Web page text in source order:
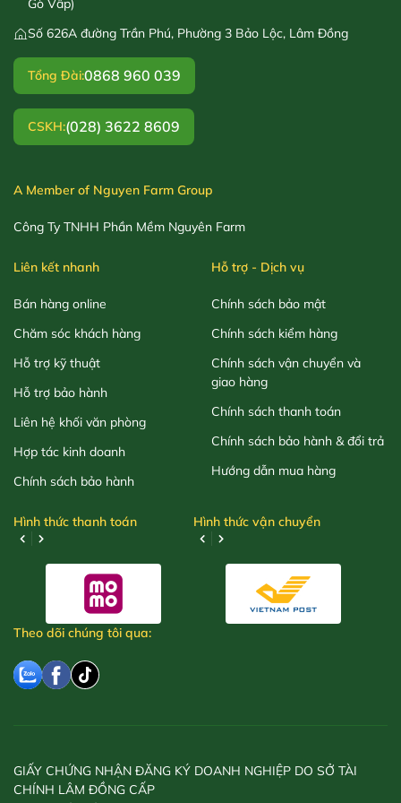
Gò Vấp)
Số 626A đường Trần Phú, Phường 3 Bảo Lộc, Lâm Đồng
Tổng Đài:0868 960 039
CSKH:(028) 3622 8609
A Member of Nguyen Farm Group
Công Ty TNHH Phần Mềm Nguyên Farm
Liên kết nhanh
Bán hàng online
Chăm sóc khách hàng
Hỗ trợ kỹ thuật
Hỗ trợ bảo hành
Liên hệ khối văn phòng
Hợp tác kinh doanh
Chính sách bảo hành
Hỗ trợ - Dịch vụ
Chính sách bảo mật
Chính sách kiểm hàng
Chính sách vận chuyển và
giao hàng
Chính sách thanh toán
Chính sách bảo hành & đổi trả
Hướng dẫn mua hàng
Hình thức thanh toán Hình thức vận chuyển
Theo dõi chúng tôi qua:
GIẤY CHỨNG NHẬN ĐĂNG KÝ DOANH NGHIỆP DO SỞ TÀI
CHÍNH LÂM ĐỒNG CẤP